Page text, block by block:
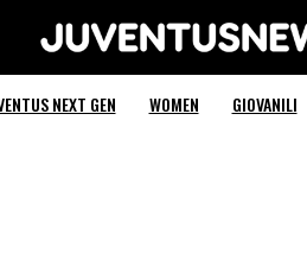
Juventus
NEXT GEN WOMEN GIOVANILI